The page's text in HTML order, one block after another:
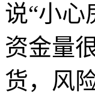
说“小心
资金量
货，风